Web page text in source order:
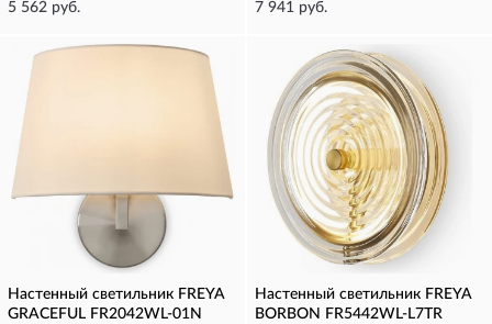
5 562 руб.
7 941 руб.
Настенный светильник FREYA
GRACEFUL FR2042WL-01N
Настенный светильник FREYA
BORBON FR5442WL-L7TR